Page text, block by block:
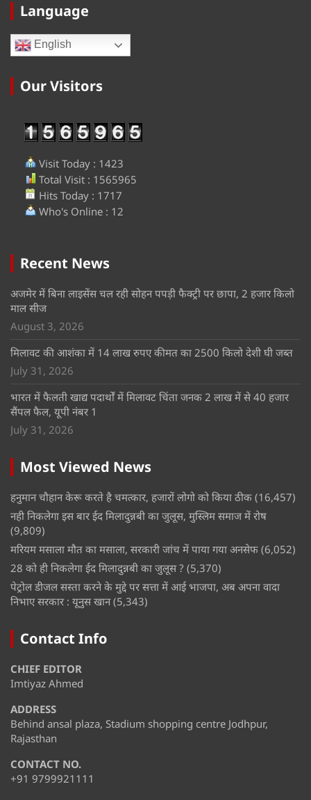
Language
English
Our Visitors
Visit Today : 1423
Total Visit : 1565965
Hits Today : 1717
Who's Online : 12
Recent News
अजमेर में बिना लाइसेंस चल रही सोहन पपड़ी फैक्ट्री पर छापा, 2 हजार किलो
माल सीज
August 3, 2026
मिलावट की आशंका में 14 लाख रुपए कीमत का 2500 किलो देशी घी जब्त
July 31, 2026
भारत में फैलती खाद्य पदार्थों में मिलावट चिंता जनक 2 लाख में से 40 हजार
सैंपल फैल, यूपी नंबर 1
July 31, 2026
Most Viewed News
हनुमान चौहान केरू करते है चमत्कार, हजारों लोगो को किया ठीक (16,457)
नही निकलेगा इस बार ईद मिलादुन्नबी का जुलूस, मुस्लिम समाज में रोष
(9,809)
मरियम मसाला मौत का मसाला, सरकारी जांच में पाया गया अनसेफ (6,052)
28 को ही निकलेगा ईद मिलादुन्नबी का जुलूस ? (5,370)
पेट्रोल डीजल सस्ता करने के मुद्दे पर सत्ता में आई भाजपा, अब अपना वादा
निभाए सरकार : यूनुस खान (5,343)
Contact Info
CHIEF EDITOR
Imtiyaz Ahmed
ADDRESS
Behind ansal plaza, Stadium shopping centre Jodhpur,
Rajasthan
CONTACT NO.
+91 9799921111